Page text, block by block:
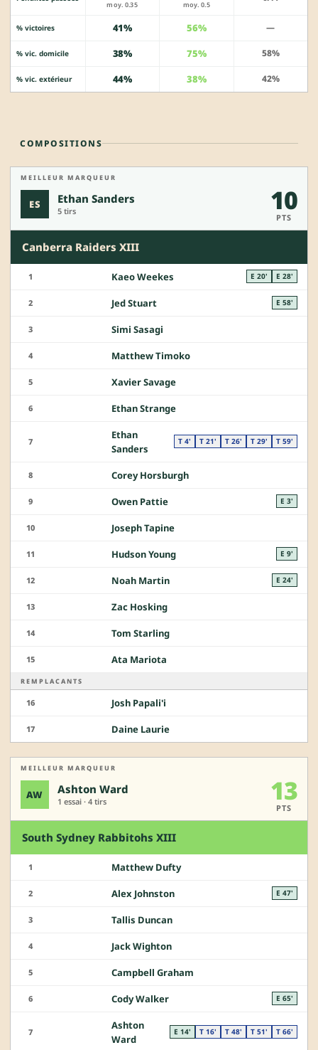
moy. 0.35 moy. 0.5
% victoires 41% 56% —
% vic. domicile 38% 75% 58%
% vic. extérieur 44% 38% 42%
COMPOSITIONS
MEILLEUR MARQUEUR
ES Ethan Sanders
5 tirs 10
PTS
Canberra Raiders XIII
1 Kaeo Weekes E 20' E 28'
2 Jed Stuart E 58'
3 Simi Sasagi
4 Matthew Timoko
5 Xavier Savage
6 Ethan Strange
7
Ethan
Sanders
T 4' T 21' T 26' T 29' T 59'
8 Corey Horsburgh
9 Owen Pattie E 3'
10 Joseph Tapine
11 Hudson Young E 9'
12 Noah Martin E 24'
13 Zac Hosking
14 Tom Starling
15 Ata Mariota
REMPLACANTS
16 Josh Papali'i
17 Daine Laurie
MEILLEUR MARQUEUR
AW Ashton Ward
1 essai · 4 tirs 13
PTS
South Sydney Rabbitohs XIII
1 Matthew Dufty
2 Alex Johnston E 47'
3 Tallis Duncan
4 Jack Wighton
5 Campbell Graham
6 Cody Walker E 65'
7
Ashton
Ward
E 14' T 16' T 48' T 51' T 66'